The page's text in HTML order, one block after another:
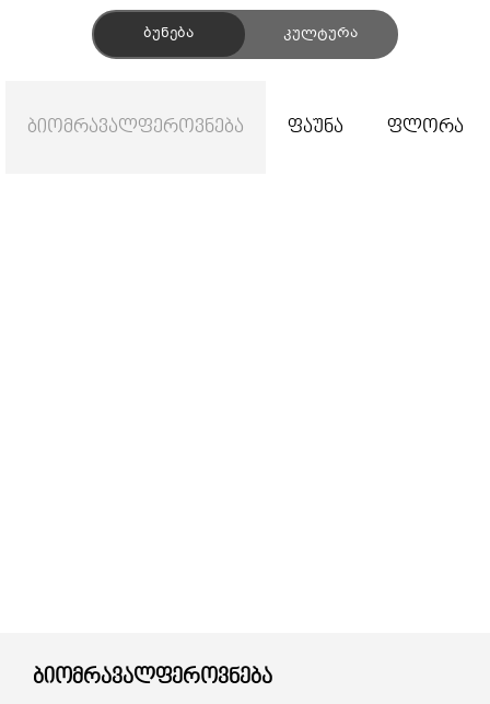
ᲞᲐᲠᲙᲘᲡ ᲨᲔᲡᲐᲮᲔᲑ
Ბუნება Კულტურა
Ბიომრავალფეროვნება Ფაუნა Ფლორა
Ბიომრავალფეროვნება